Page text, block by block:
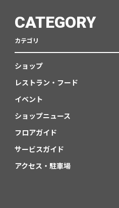
CATEGORY
カテゴリ
ショップ
レストラン・フード
イベント
ショップニュース
フロアガイド
サービスガイド
アクセス・駐車場